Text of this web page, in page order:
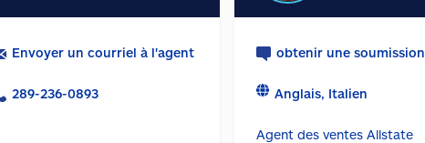
Envoyer un courriel à l'agent
289-236-0893
obtenir une soumission
Anglais, Italien
Agent des ventes Allstate